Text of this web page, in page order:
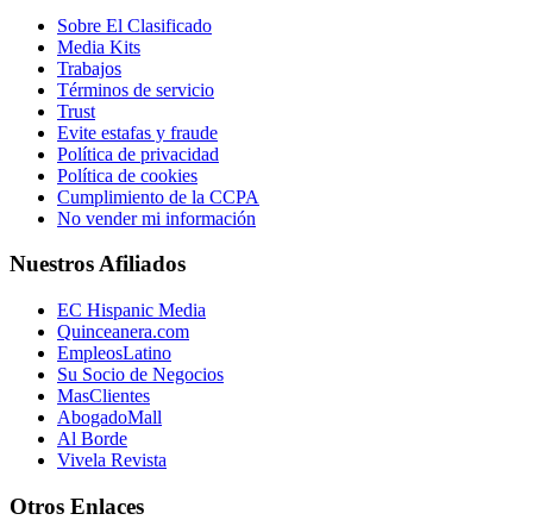
Sobre El Clasificado
Media Kits
Trabajos
Términos de servicio
Trust
Evite estafas y fraude
Política de privacidad
Política de cookies
Cumplimiento de la CCPA
No vender mi información
Nuestros Afiliados
EC Hispanic Media
Quinceanera.com
EmpleosLatino
Su Socio de Negocios
MasClientes
AbogadoMall
Al Borde
Vivela Revista
Otros Enlaces